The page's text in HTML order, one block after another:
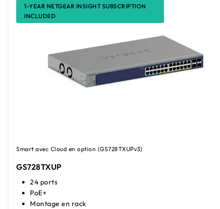
1-YEAR NETGEAR INSIGHT SUBSCRIPTION
INCLUDED
Smart avec Cloud en option (GS728TXUPv3)
GS728TXUP
24 ports
PoE+
Montage en rack